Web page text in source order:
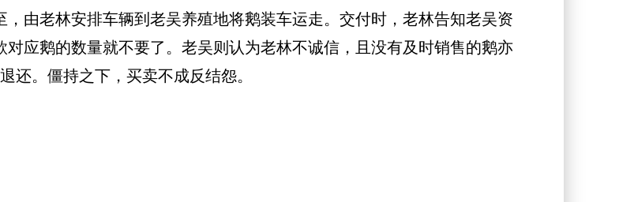
，由老林安排车辆到老吴养殖地将鹅装车运走。交付时，老林告知老吴资
应鹅的数量就不要了。老吴则认为老林不诚信，且没有及时销售的鹅亦
还。僵持之下，买卖不成反结怨。